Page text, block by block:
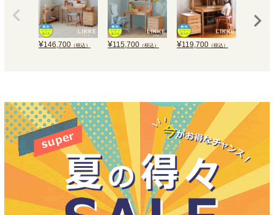
¥146,700 （税込） ¥115,700 （税込） ¥119,700 （税込）